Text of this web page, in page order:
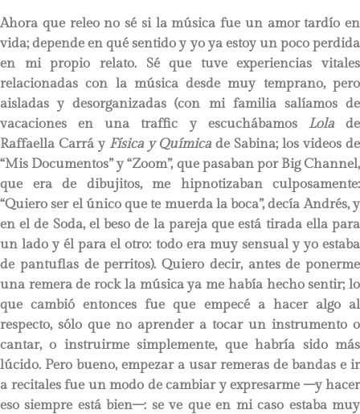
Ahora que releo no sé si la música fue un amor tardío en
vida; depende en qué sentido y yo ya estoy un poco perdida
en mi propio relato. Sé que tuve experiencias vitales
relacionadas con la música desde muy temprano, pero
aisladas y desorganizadas (con mi familia salíamos de
vacaciones en una traffic y escuchábamos Lolade
Raffaella Carrá y Física y Químicade Sabina; los videos de
“Mis Documentos” y “Zoom”, que pasaban por Big Channel,
que era de dibujitos, me hipnotizaban culposamente:
“Quiero ser el único que te muerda la boca”, decía Andrés, y
en el de Soda, el beso de la pareja que está tirada ella para
un lado y él para el otro: todo era muy sensual y yo estaba
de pantuflas de perritos). Quiero decir, antes de ponerme
una remera de rock la música ya me había hecho sentir; lo
que cambió entonces fue que empecé a hacer algo al
respecto, sólo que no aprender a tocar un instrumento o
cantar, o instruirme simplemente, que habría sido más
lúcido. Pero bueno, empezar a usar remeras de bandas e ir
a recitales fue un modo de cambiar y expresarme –y hacer
eso siempre está bien–: se ve que en mi caso estaba muy